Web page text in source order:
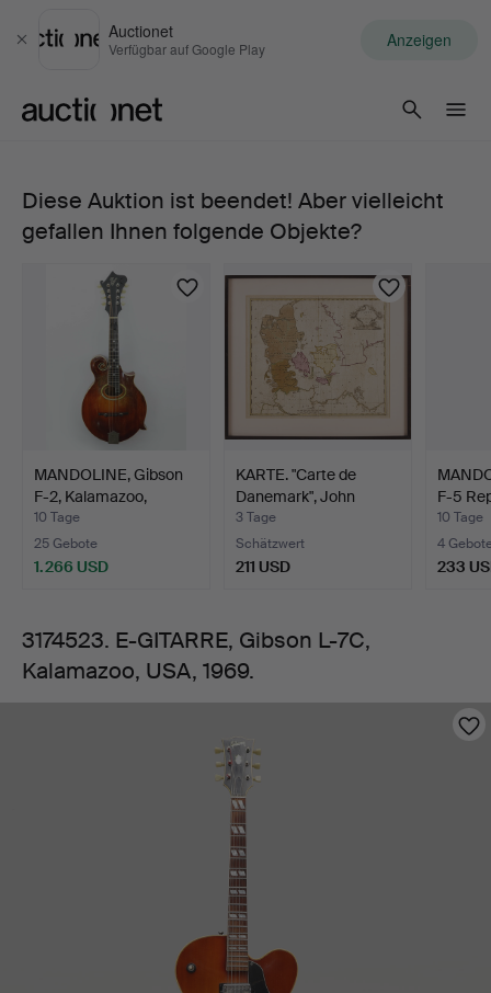
Schließen
Auctionet
Verfügbar auf Google Play Anzeigen
E-
GITARRE,
Gibson
Kalamazoo,
USA,
1969.
Diese Auktion ist beendet! Aber vielleicht
gefallen Ihnen folgende Objekte?
MANDOLINE, Gibson
F-2, Kalamazoo,
Michigan…
10 Tage
25 Gebote
1.266 USD
KARTE. "Carte de
Danemark", John
Gibson 17…
3 Tage
Schätzwert
211 USD
F-5
1998 …
10 Tage
4
233
3174523. E-GITARRE, Gibson L-7C,
Kalamazoo, USA, 1969.